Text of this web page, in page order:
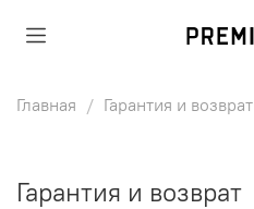
Главная Гарантия и возврат
Гарантия и возврат